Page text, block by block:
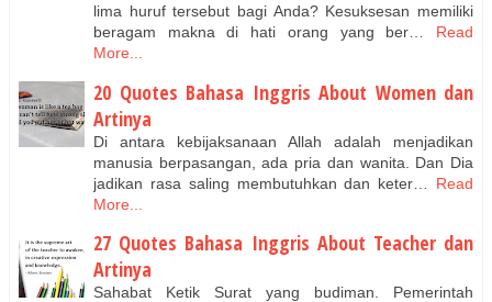
lima huruf tersebut bagi Anda? Kesuksesan memiliki
beragam makna di hati orang yang ber…
Read
More...
20 Quotes Bahasa Inggris About Women dan
Artinya
Di antara kebijaksanaan Allah adalah menjadikan
manusia berpasangan, ada pria dan wanita. Dan Dia
jadikan rasa saling membutuhkan dan keter…
Read
More...
27 Quotes Bahasa Inggris About Teacher dan
Artinya
Sahabat Ketik Surat yang budiman. Pemerintah